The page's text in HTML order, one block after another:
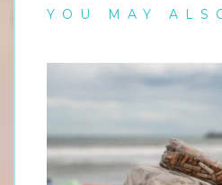
YOU MAY